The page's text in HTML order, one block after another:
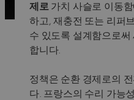
제로가치 사슬로 이동함
하고, 재충전 또는 리퍼
수 있도록 설계함으로
합니다.
정책은 순환 경제로의
다. 프랑스의 수리 가능